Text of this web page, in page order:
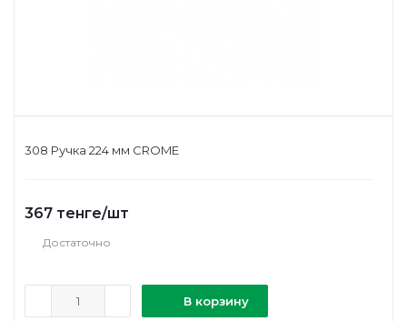
308 Ручка 224 мм CROME
367 тенге/шт
Достаточно
В корзину